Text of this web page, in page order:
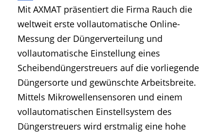
Mit AXMAT präsentiert die Firma Rauch die
weltweit erste vollautomatische Online-
Messung der Düngerverteilung und
vollautomatische Einstellung eines
Scheibendüngerstreuers auf die vorliegende
Düngersorte und gewünschte Arbeitsbreite.
Mittels Mikrowellensensoren und einem
vollautomatischen Einstellsystem des
Düngerstreuers wird erstmalig eine hohe